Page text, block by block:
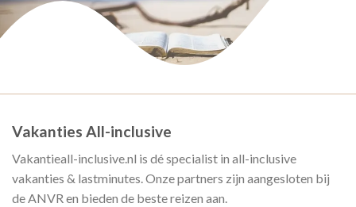
Vakanties All-inclusive
Vakantieall-inclusive.nl is dé specialist in all-inclusive
vakanties & lastminutes. Onze partners zijn aangesloten bij
de ANVR en bieden de beste reizen aan.